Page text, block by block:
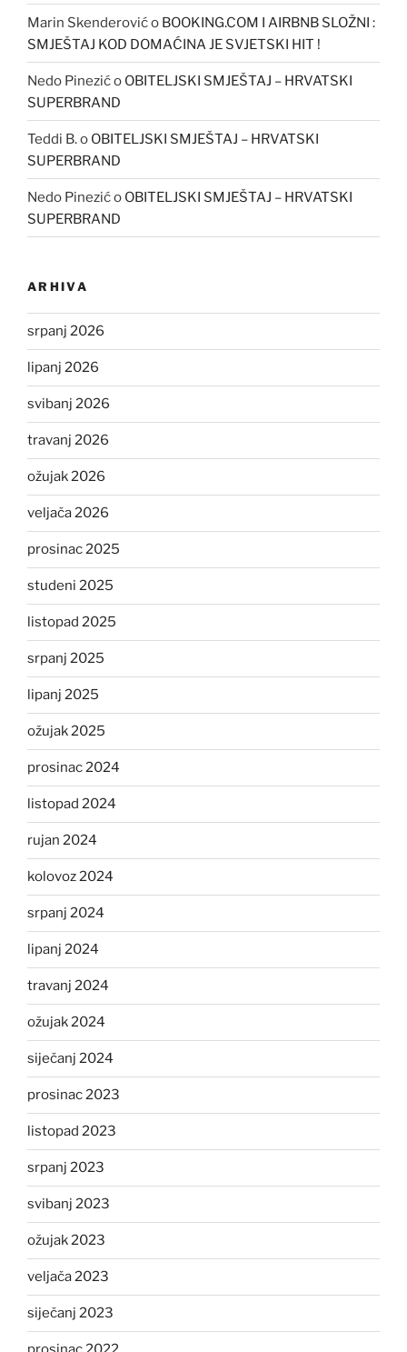
Marin Skenderovićo BOOKING.COM I AIRBNB SLOŽNI :
SMJEŠTAJ KOD DOMAĆINA JE SVJETSKI HIT !
Nedo Pinezićo OBITELJSKI SMJEŠTAJ – HRVATSKI
SUPERBRAND
Teddi B.o OBITELJSKI SMJEŠTAJ – HRVATSKI
SUPERBRAND
Nedo Pinezićo OBITELJSKI SMJEŠTAJ – HRVATSKI
SUPERBRAND
ARHIVA
srpanj 2026
lipanj 2026
svibanj 2026
travanj 2026
ožujak 2026
veljača 2026
prosinac 2025
studeni 2025
listopad 2025
srpanj 2025
lipanj 2025
ožujak 2025
prosinac 2024
listopad 2024
rujan 2024
kolovoz 2024
srpanj 2024
lipanj 2024
travanj 2024
ožujak 2024
siječanj 2024
prosinac 2023
listopad 2023
srpanj 2023
svibanj 2023
ožujak 2023
veljača 2023
siječanj 2023